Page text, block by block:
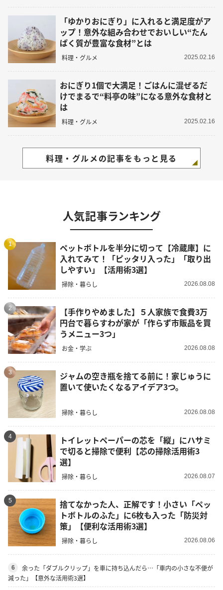
「ゆかりおにぎり」に入れると満足度がア
ップ！意外な組み合わせでおいしい“たん
ぱく質が豊富な食材”とは
料理・グルメ 2025.02.16
おにぎり1個で大満足！ごはんに混ぜるだ
けでまるで“料亭の味”になる意外な食材と
は
料理・グルメ 2025.02.16
料理・グルメの記事をもっと見る
人気記事ランキング
1
ペットボトルを半分に切って【冷蔵庫】に
入れてみて！「ピッタリ入った」「取り出
しやすい」【活用術3選】
掃除・暮らし 2026.08.08
2
【手作りやめました】５人家族で食費3万
円台で暮らすわが家が「作らず市販品を買
うメニュー3つ」
お金・学ぶ 2026.08.08
3
ジャムの空き瓶を捨てる前に！家じゅうに
置いて使いたくなるアイデア3つ。
掃除・暮らし 2026.08.08
4
トイレットペーパーの芯を「縦」にハサミ
で切ると掃除で便利【芯の掃除活用術3
選】
掃除・暮らし 2026.08.07
5
捨てなかった人、正解です！小さい「ペッ
トボトルのふた」に6枚も入った「防災対
策」【便利な活用術3選】
掃除・暮らし 2026.08.06
6
余った「ダブルクリップ」を車に持ち込んだら…「車内の小さな不便が
減った」【意外な活用術3選】